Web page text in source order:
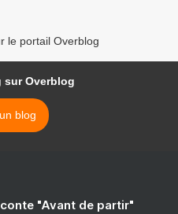
le portail Overblog
sur Overblog
blog
"Avant de partir"